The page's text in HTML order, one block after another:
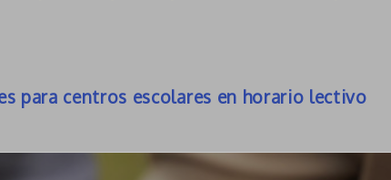
para centros escolares en horario lectivo